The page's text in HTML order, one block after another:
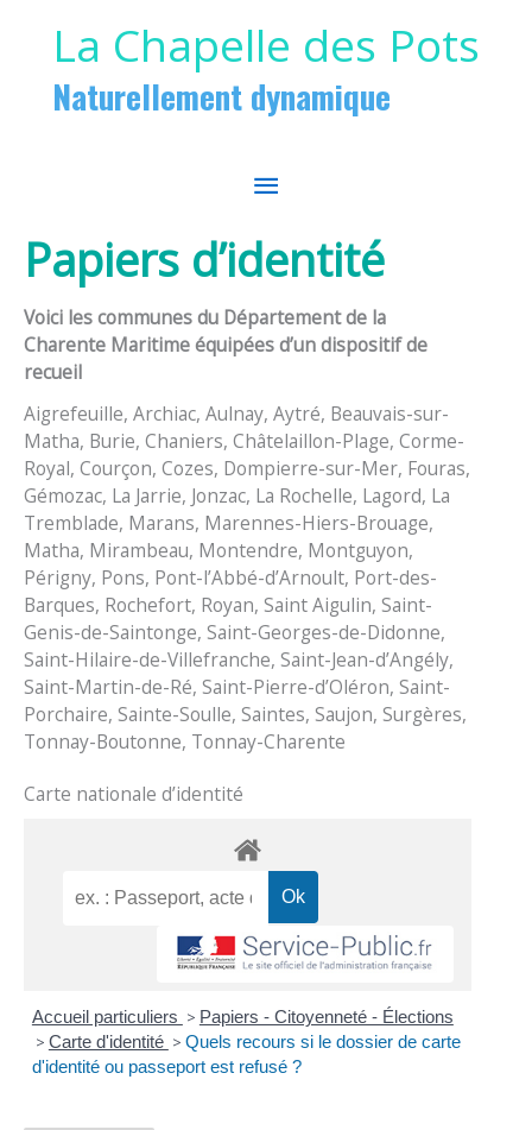
La Chapelle des Pots
Naturellement dynamique
MENU
PRINCIPAL
Papiers d’identité
Voici les communes du Département de la
Charente Maritime équipées d’un dispositif de
recueil
Aigrefeuille, Archiac, Aulnay, Aytré, Beauvais-sur-
Matha, Burie, Chaniers, Châtelaillon-Plage, Corme-
Royal, Courçon, Cozes, Dompierre-sur-Mer, Fouras,
Gémozac, La Jarrie, Jonzac, La Rochelle, Lagord, La
Tremblade, Marans, Marennes-Hiers-Brouage,
Matha, Mirambeau, Montendre, Montguyon,
Périgny, Pons, Pont-l’Abbé-d’Arnoult, Port-des-
Barques, Rochefort, Royan, Saint Aigulin, Saint-
Genis-de-Saintonge, Saint-Georges-de-Didonne,
Saint-Hilaire-de-Villefranche, Saint-Jean-d’Angély,
Saint-Martin-de-Ré, Saint-Pierre-d’Oléron, Saint-
Porchaire, Sainte-Soulle, Saintes, Saujon, Surgères,
Tonnay-Boutonne, Tonnay-Charente
Carte nationale d’identité
Accueil particuliers > Papiers - Citoyenneté - Élections
> Carte d'identité > Quels recours si le dossier de carte
d'identité ou passeport est refusé ?